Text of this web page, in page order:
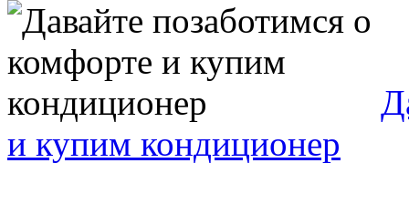
и купим кондиционер